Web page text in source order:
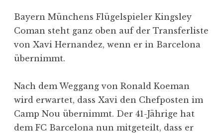
Bayern Münchens Flügelspieler Kingsley
Coman steht ganz oben auf der Transferliste
von Xavi Hernandez, wenn er in Barcelona
übernimmt.
Nach dem Weggang von Ronald Koeman
wird erwartet, dass Xavi den Chefposten im
Camp Nou übernimmt. Der 41-Jährige hat
dem FC Barcelona nun mitgeteilt, dass er